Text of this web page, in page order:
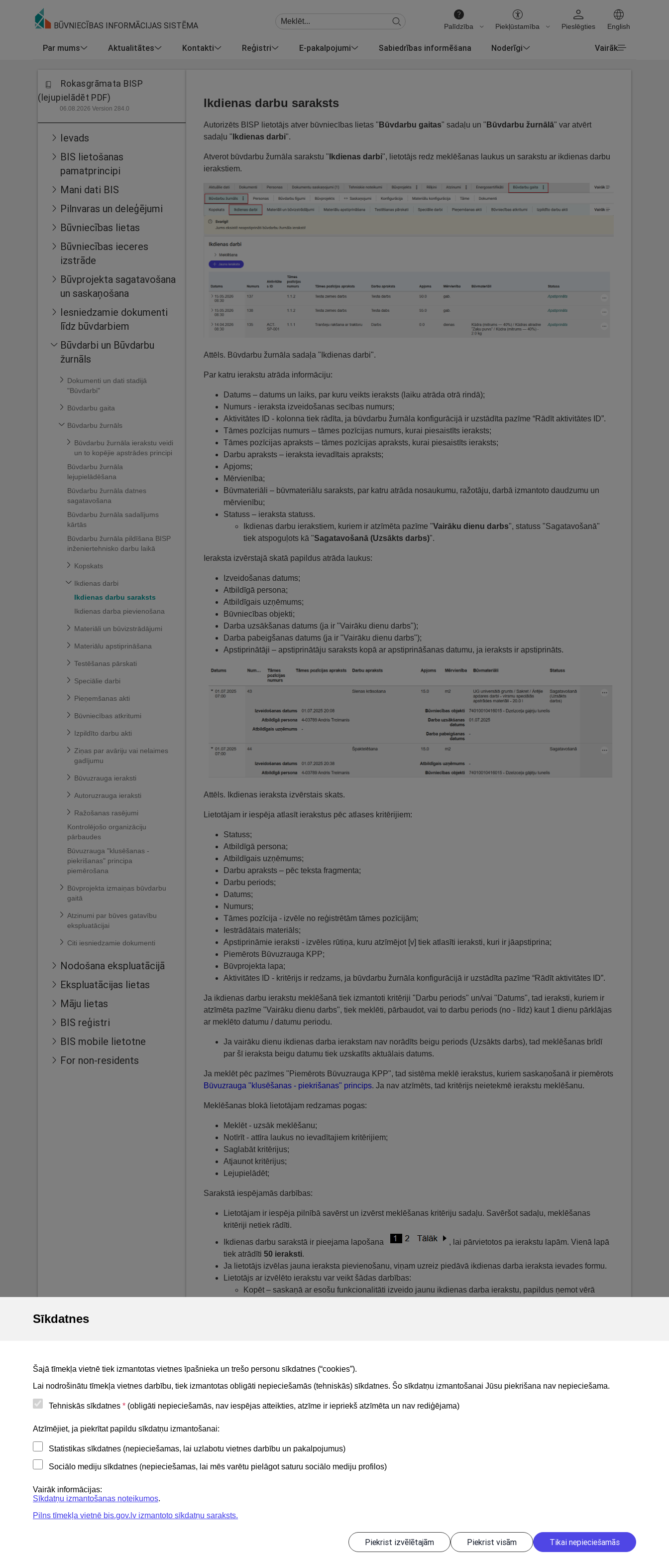
BŪVNIECĪBAS INFORMĀCIJAS SISTĒMA Palīdzība Piekļūstamība Pieslēgties English
Par mums Aktualitātes Kontakti Reģistri E-pakalpojumi Sabiedrības informēšana Noderīgi Vairāk
Sīkdatnes
Šajā tīmekļa vietnē tiek izmantotas vietnes īpašnieka un trešo personu sīkdatnes (“cookies”).
Lai nodrošinātu tīmekļa vietnes darbību, tiek izmantotas obligāti nepieciešamās (tehniskās) sīkdatnes. Šo sīkdatņu izmantošanai Jūsu piekrišana nav nepieciešama.
Tehniskās sīkdatnes * (obligāti nepieciešamās, nav iespējas atteikties, atzīme ir iepriekš atzīmēta un nav rediģējama)
Atzīmējiet, ja piekrītat papildu sīkdatņu izmantošanai:
Statistikas sīkdatnes (nepieciešamas, lai uzlabotu vietnes darbību un pakalpojumus)
Sociālo mediju sīkdatnes (nepieciešamas, lai mēs varētu pielāgot saturu sociālo mediju profilos)
Vairāk informācijas:
Sīkdatņu izmantošanas noteikumos.
Pilns tīmekļa vietnē bis.gov.lv izmantoto sīkdatņu saraksts.
Piekrist izvēlētajām Piekrist visām Tikai nepieciešamās
Rokasgrāmata BISP
(lejupielādēt PDF)
06.08.2026 Version 284.0
Ievads
BIS lietošanas
pamatprincipi
Mani dati BIS
Pilnvaras un deleģējumi
Būvniecības lietas
Būvniecības ieceres
izstrāde
Būvprojekta sagatavošana
un saskaņošana
Iesniedzamie dokumenti
līdz būvdarbiem
Būvdarbi un Būvdarbu
žurnāls
Dokumenti un dati stadijā
"Būvdarbi"
Būvdarbu gaita
Būvdarbu žurnāls
Būvdarbu žurnāla ierakstu veidi
un to kopējie apstrādes principi
Būvdarbu žurnāla
lejupielādēšana
Būvdarbu žurnāla datnes
sagatavošana
Būvdarbu žurnāla sadalījums
kārtās
Būvdarbu žurnāla pildīšana BISP
inženiertehnisko darbu laikā
Kopskats
Ikdienas darbi
Ikdienas darbu saraksts
Ikdienas darba pievienošana
Materiāli un būvizstrādājumi
Materiālu apstiprināšana
Testēšanas pārskati
Speciālie darbi
Pieņemšanas akti
Būvniecības atkritumi
Izpildīto darbu akti
Ziņas par avāriju vai nelaimes
gadījumu
Būvuzrauga ieraksti
Autoruzrauga ieraksti
Ražošanas rasējumi
Kontrolējošo organizāciju
pārbaudes
Būvuzrauga "klusēšanas -
piekrišanas" principa
piemērošana
Būvprojekta izmaiņas būvdarbu
gaitā
Atzinumi par būves gatavību
ekspluatācijai
Citi iesniedzamie dokumenti
Nodošana ekspluatācijā
Ekspluatācijas lietas
Māju lietas
BIS reģistri
BIS mobile lietotne
For non-residents
Ikdienas darbu saraksts
Autorizēts BISP lietotājs atver būvniecības lietas " Būvdarbu gaitas" sadaļu un " Būvdarbu žurnālā" var atvērt
sadaļu " Ikdienas darbi".
Atverot būvdarbu žurnāla sarakstu " Ikdienas darbi", lietotājs redz meklēšanas laukus un sarakstu ar ikdienas darbu
ierakstiem.
Attēls. Būvdarbu žurnāla sadaļa "Ikdienas darbi".
Par katru ierakstu atrāda informāciju:
Datums – datums un laiks, par kuru veikts ieraksts (laiku atrāda otrā rindā);
Numurs - ieraksta izveidošanas secības numurs;
Aktivitātes ID - kolonna tiek rādīta, ja būvdarbu žurnāla konfigurācijā ir uzstādīta pazīme “Rādīt aktivitātes ID”.
Tāmes pozīcijas numurs – tāmes pozīcijas numurs, kurai piesaistīts ieraksts;
Tāmes pozīcijas apraksts – tāmes pozīcijas apraksts, kurai piesaistīts ieraksts;
Darbu apraksts – ieraksta ievadītais apraksts;
Apjoms;
Mērvienība;
Būvmateriāli – būvmateriālu saraksts, par katru atrāda nosaukumu, ražotāju, darbā izmantoto daudzumu un
mērvienību;
Statuss – ieraksta statuss.
Ikdienas darbu ierakstiem, kuriem ir atzīmēta pazīme "Vairāku dienu darbs", statuss "Sagatavošanā"
tiek atspoguļots kā "Sagatavošanā (Uzsākts darbs)".
Ieraksta izvērstajā skatā papildus atrāda laukus:
Izveidošanas datums;
Atbildīgā persona;
Atbildīgais uzņēmums;
Būvniecības objekti;
Darba uzsākšanas datums (ja ir "Vairāku dienu darbs");
Darba pabeigšanas datums (ja ir "Vairāku dienu darbs");
Apstiprinātāji – apstiprinātāju saraksts kopā ar apstiprināšanas datumu, ja ieraksts ir apstiprināts.
Attēls. Ikdienas ieraksta izvērstais skats.
Lietotājam ir iespēja atlasīt ierakstus pēc atlases kritērijiem:
Statuss;
Atbildīgā persona;
Atbildīgais uzņēmums;
Darbu apraksts – pēc teksta fragmenta;
Darbu periods;
Datums;
Numurs;
Tāmes pozīcija - izvēle no reģistrētām tāmes pozīcijām;
Iestrādātais materiāls;
Apstiprināmie ieraksti - izvēles rūtiņa, kuru atzīmējot [v] tiek atlasīti ieraksti, kuri ir jāapstiprina;
Piemērots Būvuzrauga KPP;
Būvprojekta lapa;
Aktivitātes ID - kritērijs ir redzams, ja būvdarbu žurnāla konfigurācijā ir uzstādīta pazīme “Rādīt aktivitātes ID”.
Ja ikdienas darbu ierakstu meklēšanā tiek izmantoti kritēriji "Darbu periods" un/vai "Datums", tad ieraksti, kuriem ir
atzīmēta pazīme "Vairāku dienu darbs", tiek meklēti, pārbaudot, vai to darbu periods (no - līdz) kaut 1 dienu pārklājas
ar meklēto datumu / datumu periodu.
Ja vairāku dienu ikdienas darba ierakstam nav norādīts beigu periods (Uzsākts darbs), tad meklēšanas brīdī
par šī ieraksta beigu datumu tiek uzskatīts aktuālais datums.
Ja meklēt pēc pazīmes "Piemērots Būvuzrauga KPP", tad sistēma meklē ierakstus, kuriem saskaņošanā ir piemērots
Būvuzrauga "klusēšanas - piekrišanas" princips. Ja nav atzīmēts, tad kritērijs neietekmē ierakstu meklēšanu.
Meklēšanas blokā lietotājam redzamas pogas:
Meklēt - uzsāk meklēšanu;
Notīrīt - attīra laukus no ievadītajiem kritērijiem;
Saglabāt kritērijus;
Atjaunot kritērijus;
Lejupielādēt;
Sarakstā iespējamās darbības:
Lietotājam ir iespēja pilnībā savērst un izvērst meklēšanas kritēriju sadaļu. Savēršot sadaļu, meklēšanas
kritēriji netiek rādīti.
Ikdienas darbu sarakstā ir pieejama lapošana
, lai pārvietotos pa ierakstu lapām. Vienā lapā
tiek atrādīti 50 ieraksti.
Ja lietotājs izvēlas jauna ieraksta pievienošanu, viņam uzreiz piedāvā ikdienas darba ieraksta ievades formu.
Lietotājs ar izvēlēto ierakstu var veikt šādas darbības:
Kopēt – saskaņā ar esošu funkcionalitāti izveido jaunu ikdienas darba ierakstu, papildus ņemot vērā
Noderīgi
Privātuma politika
BIS lietošanas noteikumi
BIS atbalsta dienesta tālrunis:
Būvniecības valsts kontroles birojs | Informācijas pārpublicēšanas gadījumā atsauce uz Būvniecības informācijas sistēmu obligāta. | Build: 1bae2-C (20260806205642) (production)